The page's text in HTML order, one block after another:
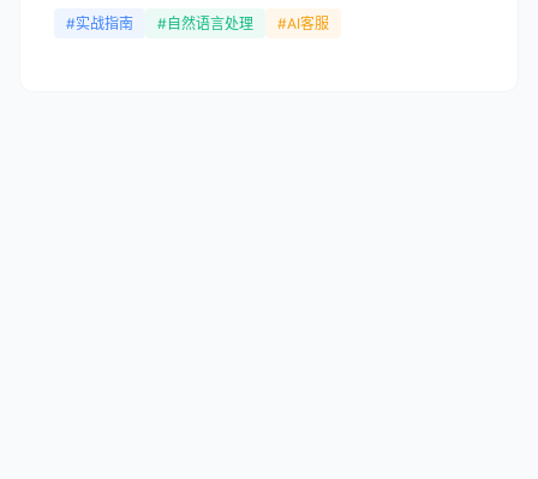
#实战指南 #自然语言处理 #AI客服